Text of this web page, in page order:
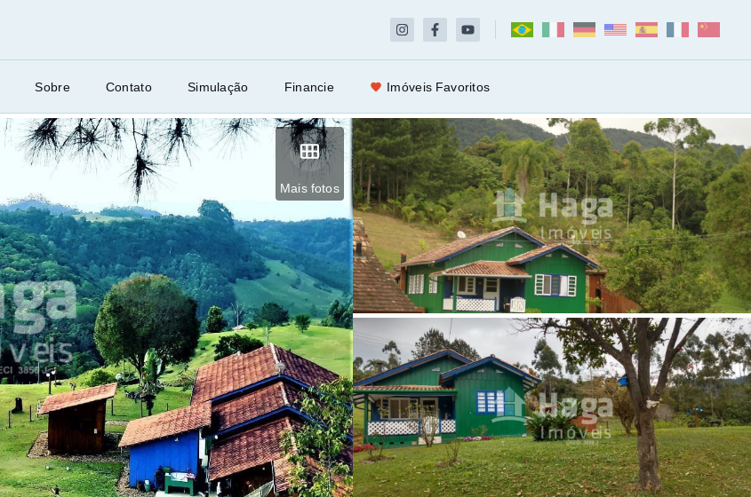
Sobre Contato Simulação Financie Imóveis Favoritos
Mais fotos